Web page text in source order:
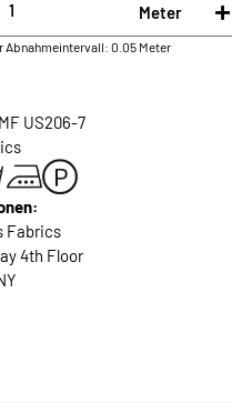
Meter
Abnahmeintervall: 0.05 Meter
US206-7
Fabrics
4th Floor